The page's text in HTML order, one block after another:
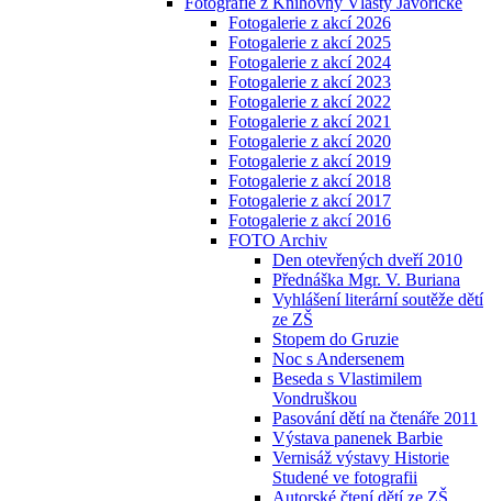
Fotogalerie z akcí 2026
Fotogalerie z akcí 2025
Fotogalerie z akcí 2024
Fotogalerie z akcí 2023
Fotogalerie z akcí 2022
Fotogalerie z akcí 2021
Fotogalerie z akcí 2020
Fotogalerie z akcí 2019
Fotogalerie z akcí 2018
Fotogalerie z akcí 2017
Fotogalerie z akcí 2016
FOTO Archiv
Den otevřených dveří 2010
Přednáška Mgr. V. Buriana
Vyhlášení literární soutěže dětí
ze ZŠ
Stopem do Gruzie
Noc s Andersenem
Beseda s Vlastimilem
Vondruškou
Pasování dětí na čtenáře 2011
Výstava panenek Barbie
Vernisáž výstavy Historie
Studené ve fotografii
Autorské čtení dětí ze ZŠ